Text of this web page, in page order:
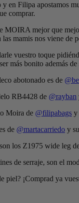
en Filipa apostamos
comprar.
MOIRA mejor que
mamis nos viene de
vuestro toque
más bonito además
abotonado es de
RB4428 de @rayban
Moira de @filipabags y
de @martacarriedo y
los Z1975 wide leg
de serraje, son el
piel? ¡Comprad ya